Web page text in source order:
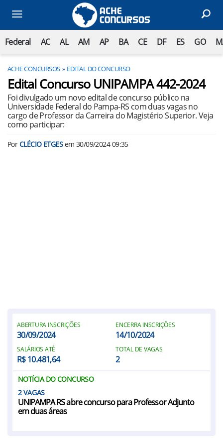
Federal AC AL AM AP BA CE DF ES GO
ACHE CONCURSOS EDITAL DO CONCURSO
Edital Concurso UNIPAMPA 442-2024
Foi divulgado um novo edital de concurso público na
Universidade Federal do Pampa-RS com duas vagas no
cargo de Professor da Carreira do Magistério Superior. Veja
como participar:
PorCLÉCIO ETGESem 30/09/2024 09:35
ABERTURA INSCRIÇÕES
30/09/2024
ENCERRA INSCRIÇÕES
14/10/2024
SALÁRIOS ATÉ
R$ 10.481,64
TOTAL DE VAGAS
2
NOTÍCIA DO CONCURSO
2
UNIPAMPA RS abre concurso para Professor Adjunto
em duas áreas